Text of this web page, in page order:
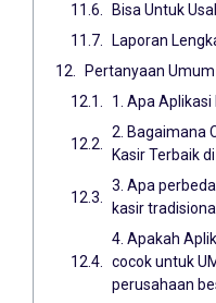
Bisa Untuk
Laporan
Pertanyaan Umum
1. Apa Aplikasi
2. Bagaimana
Kasir Terbaik
3. Apa
kasir
4. Apakah
cocok untuk
perusahaan